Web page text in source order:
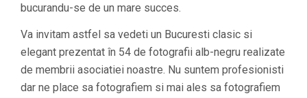
bucurandu-se de un mare succes.
Va invitam astfel sa vedeti un Bucuresti clasic si
elegant prezentat în 54 de fotografii alb-negru realizate
de membrii asociatiei noastre. Nu suntem profesionisti
dar ne place sa fotografiem si mai ales sa fotografiem